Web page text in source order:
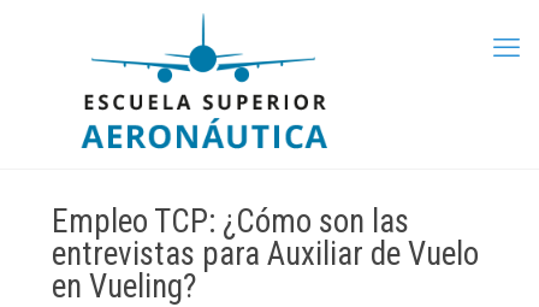
Empleo TCP: ¿Cómo son las
entrevistas para Auxiliar de Vuelo
en Vueling?